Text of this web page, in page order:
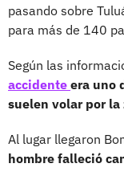
pasando sobre
para más de 140
Según las
accidente era uno
suelen volar por la
Al lugar llegaron
hombre falleció